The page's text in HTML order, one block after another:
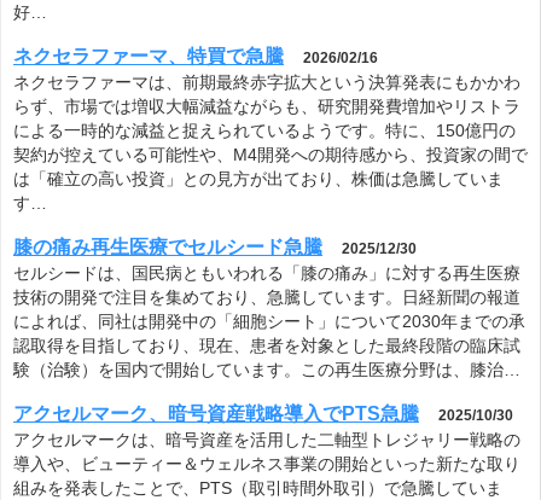
好…
ネクセラファーマ、特買で急騰 2026/02/16
ネクセラファーマは、前期最終赤字拡大という決算発表にもかかわ
らず、市場では増収大幅減益ながらも、研究開発費増加やリストラ
による一時的な減益と捉えられているようです。特に、150億円の
契約が控えている可能性や、M4開発への期待感から、投資家の間で
は「確立の高い投資」との見方が出ており、株価は急騰していま
す…
膝の痛み再生医療でセルシード急騰 2025/12/30
セルシードは、国民病ともいわれる「膝の痛み」に対する再生医療
技術の開発で注目を集めており、急騰しています。日経新聞の報道
によれば、同社は開発中の「細胞シート」について2030年までの承
認取得を目指しており、現在、患者を対象とした最終段階の臨床試
験（治験）を国内で開始しています。この再生医療分野は、膝治…
アクセルマーク、暗号資産戦略導入でPTS急騰 2025/10/30
アクセルマークは、暗号資産を活用した二軸型トレジャリー戦略の
導入や、ビューティー＆ウェルネス事業の開始といった新たな取り
組みを発表したことで、PTS（取引時間外取引）で急騰していま